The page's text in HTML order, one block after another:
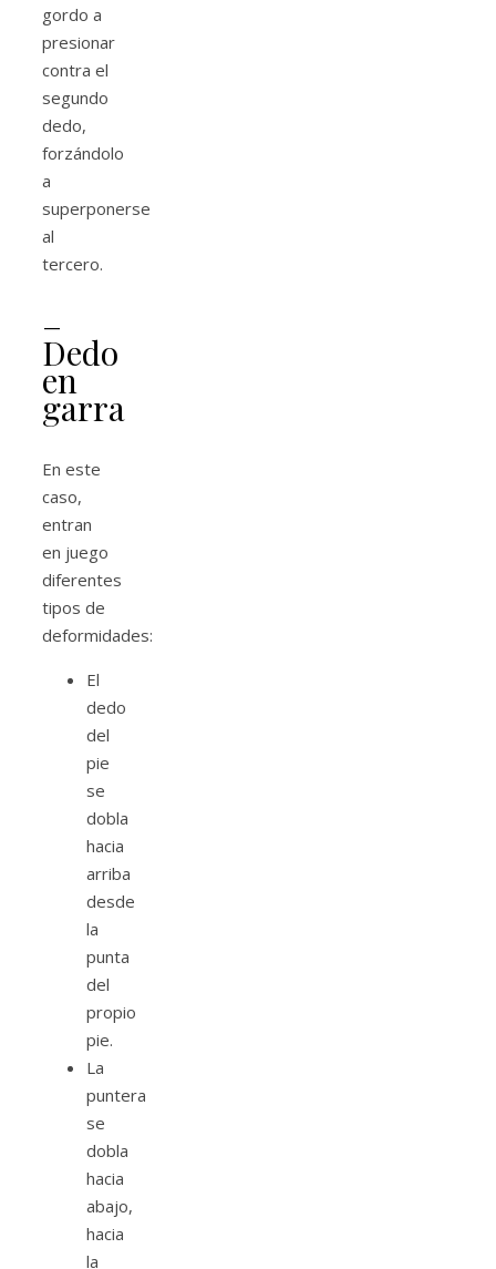
gordo a
presionar
contra el
segundo
dedo,
forzándolo
a
superponerse
al
tercero.
–
Dedo
en
garra
En este
caso,
entran
en juego
diferentes
tipos de
deformidades:
El
dedo
del
pie
se
dobla
hacia
arriba
desde
la
punta
del
propio
pie.
La
puntera
se
dobla
hacia
abajo,
hacia
la